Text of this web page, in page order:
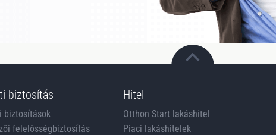
biztosítás
biztosítások
felelősségbiztosítás
Hitel
Otthon Start lakáshitel
Piaci lakáshitelek